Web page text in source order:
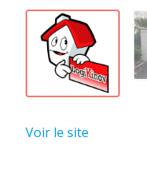
Voir le site